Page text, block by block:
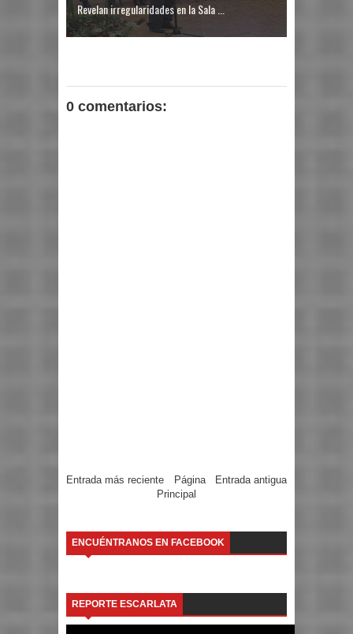
Revelan irregularidades en la Sala ...
0 comentarios:
Entrada más reciente Entrada antigua
Página
Principal
ENCUÉNTRANOS EN FACEBOOK
REPORTE ESCARLATA